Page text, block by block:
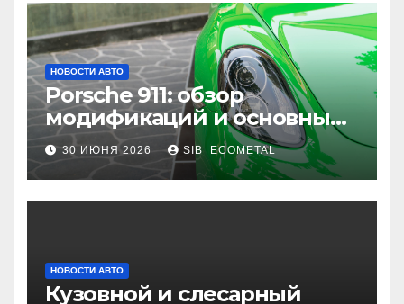
НОВОСТИ АВТО
Porsche 911: обзор
модификаций и основные
характеристики
30 ИЮНЯ 2026 SIB_ECOMETAL
НОВОСТИ АВТО
Кузовной и слесарный